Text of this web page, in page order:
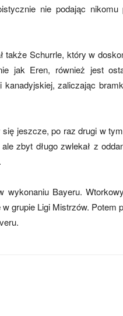
nie podając nikomu
także Schurrle, który w
jak Eren, również jest
zaliczając
jeszcze, po raz drugi w
zbyt długo zwlekał z
wykonaniu Bayeru.
grupie Ligi Mistrzów. Potem